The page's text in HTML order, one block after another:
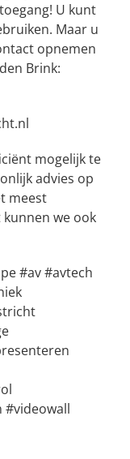
U kunt
Maar u
opnemen
Brink:
mogelijk te
advies op
meest
we ook
#av #avtech